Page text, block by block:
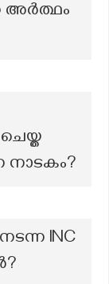
അർത്ഥം
നാടകം?
INC